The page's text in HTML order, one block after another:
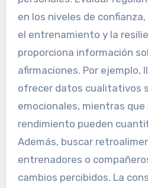
en los niveles de
el entrenamiento y la
proporciona información
afirmaciones. Por ejemplo,
ofrecer datos cualitativos
emocionales, mientras
rendimiento pueden
Además, buscar
entrenadores o
cambios percibidos. La